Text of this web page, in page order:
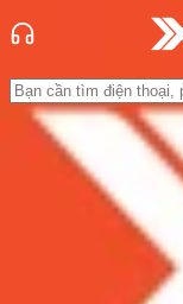
Trang chủ
Tin tức
Thủ thuật
Đánh Giá
Hỏi
hàng - Sự kiện